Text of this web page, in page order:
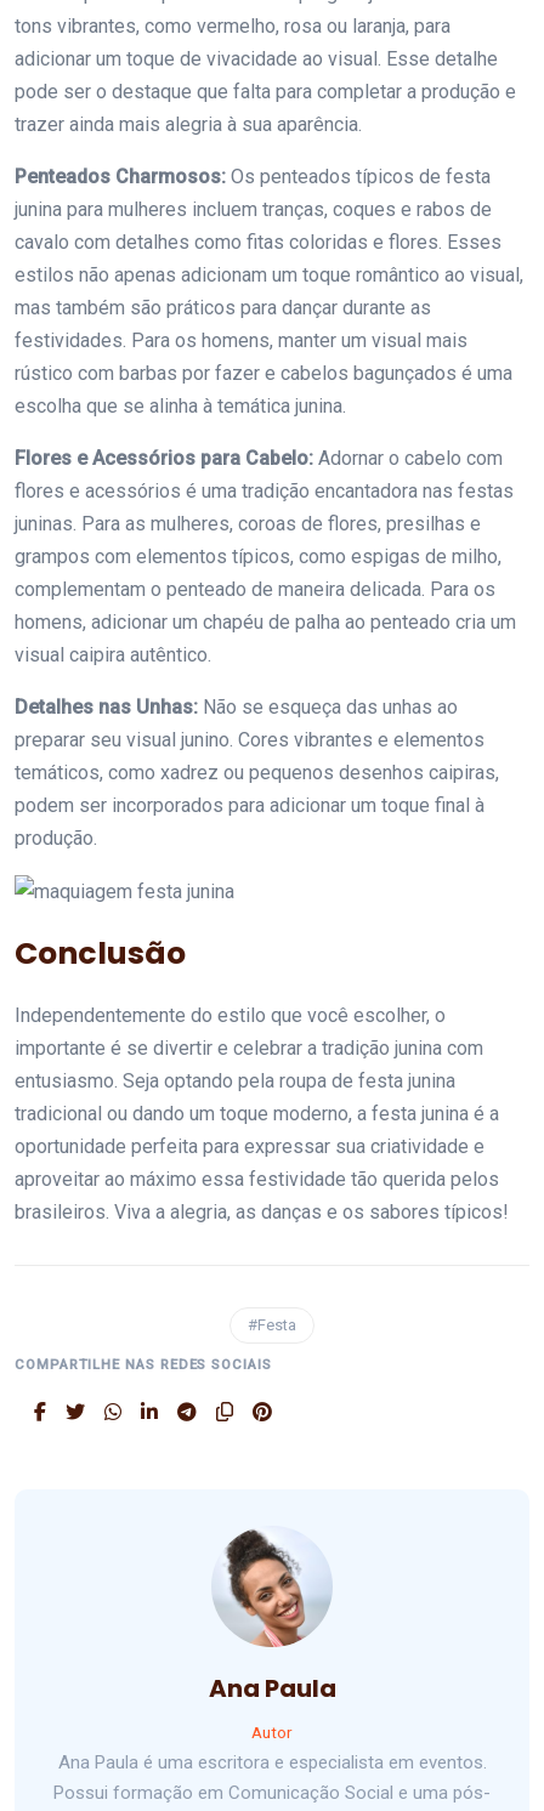
tons vibrantes, como vermelho, rosa ou laranja, para
adicionar um toque de vivacidade ao visual. Esse detalhe
pode ser o destaque que falta para completar a produção e
trazer ainda mais alegria à sua aparência.
Penteados Charmosos: Os penteados típicos de festa
junina para mulheres incluem tranças, coques e rabos de
cavalo com detalhes como fitas coloridas e flores. Esses
estilos não apenas adicionam um toque romântico ao visual,
mas também são práticos para dançar durante as
festividades. Para os homens, manter um visual mais
rústico com barbas por fazer e cabelos bagunçados é uma
escolha que se alinha à temática junina.
Flores e Acessórios para Cabelo: Adornar o cabelo com
flores e acessórios é uma tradição encantadora nas festas
juninas. Para as mulheres, coroas de flores, presilhas e
grampos com elementos típicos, como espigas de milho,
complementam o penteado de maneira delicada. Para os
homens, adicionar um chapéu de palha ao penteado cria um
visual caipira autêntico.
Detalhes nas Unhas: Não se esqueça das unhas ao
preparar seu visual junino. Cores vibrantes e elementos
temáticos, como xadrez ou pequenos desenhos caipiras,
podem ser incorporados para adicionar um toque final à
produção.
Conclusão
Independentemente do estilo que você escolher, o
importante é se divertir e celebrar a tradição junina com
entusiasmo. Seja optando pela roupa de festa junina
tradicional ou dando um toque moderno, a festa junina é a
oportunidade perfeita para expressar sua criatividade e
aproveitar ao máximo essa festividade tão querida pelos
brasileiros. Viva a alegria, as danças e os sabores típicos!
#Festa
COMPARTILHE NAS REDES SOCIAIS
Ana Paula
Autor
Ana Paula é uma escritora e especialista em eventos.
Possui formação em Comunicação Social e uma pós-